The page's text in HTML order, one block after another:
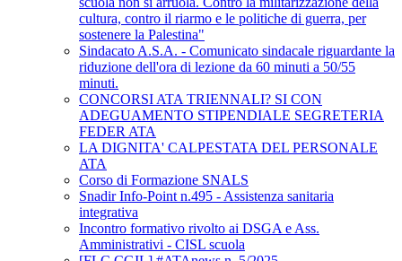
cultura, contro il riarmo e le politiche di guerra, per
sostenere la Palestina"
Sindacato A.S.A. - Comunicato sindacale riguardante la
riduzione dell'ora di lezione da 60 minuti a 50/55
minuti.
CONCORSI ATA TRIENNALI? SI CON
ADEGUAMENTO STIPENDIALE SEGRETERIA
FEDER ATA
LA DIGNITA' CALPESTATA DEL PERSONALE
ATA
Corso di Formazione SNALS
Snadir Info-Point n.495 - Assistenza sanitaria
integrativa
Incontro formativo rivolto ai DSGA e Ass.
Amministrativi - CISL scuola